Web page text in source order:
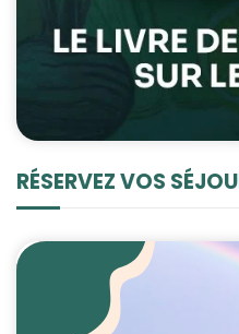
RÉSERVEZ VOS